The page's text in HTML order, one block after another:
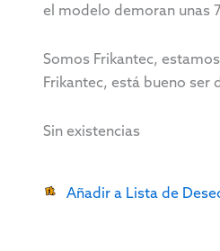
el modelo demoran unas
Somos Frikantec,
Frikantec, está bueno ser
Sin existencias
Añadir a Lista de